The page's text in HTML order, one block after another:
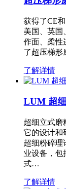
获得了CE
美国、英国
作面、柔性
了超压梯
了解详情
LUM 超
超细立式磨
它的设计和
超细粉碎理
业设备，包
式…
了解详情